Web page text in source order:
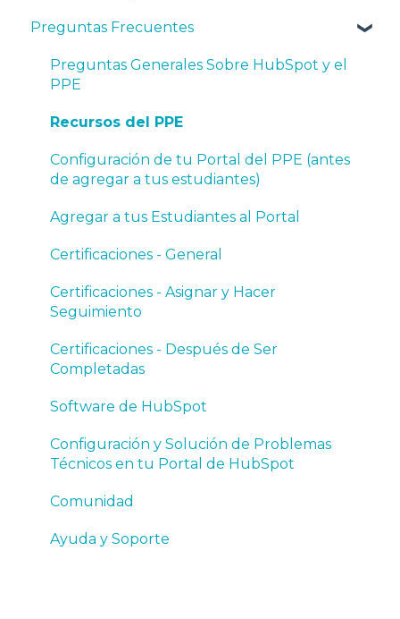
Syllabi, Curriculum, and Teaching Resources
Account Set Up - Prior to Adding Students
Certifications - Assigning and Tracking
Certifications - After Completed
Software
Set Up and Troubleshooting Your HubSpot
Account
Community
Preguntas Frecuentes
Preguntas Generales Sobre HubSpot y el
PPE
Recursos del PPE
Configuración de tu Portal del PPE (antes
de agregar a tus estudiantes)
Agregar a tus Estudiantes al Portal
Certificaciones - General
Certificaciones - Asignar y Hacer
Seguimiento
Certificaciones - Después de Ser
Completadas
Software de HubSpot
Configuración y Solución de Problemas
Técnicos en tu Portal de HubSpot
Comunidad
Ayuda y Soporte